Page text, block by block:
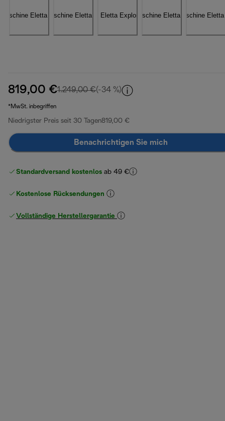
819,00 €1.249,00 €Originalpreis 1.249,00 €
(-34 %)
*MwSt. inbegriffen
Niedrigster Preis seit 30 Tagen819,00 €
Benachrichtigen Sie mich
Standardversand kostenlos ab 49 €
Kostenlose Rücksendungen
Vollständige Herstellergarantie